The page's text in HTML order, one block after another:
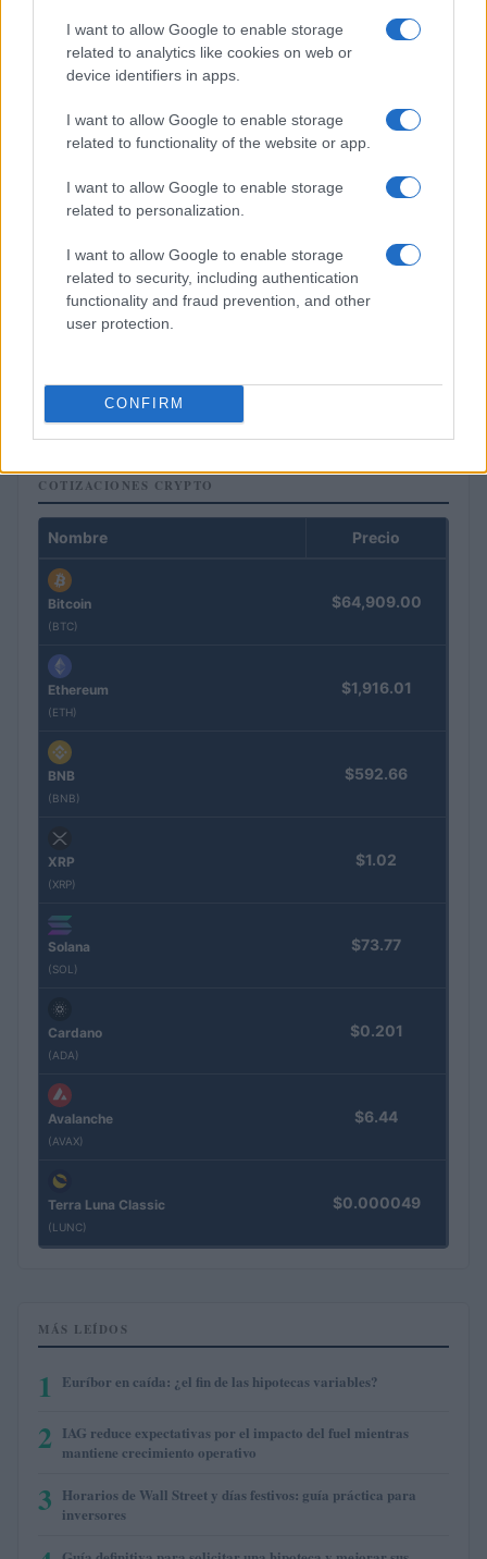
I want to allow Google to enable storage
related to analytics like cookies on web or
device identifiers in apps.
I want to allow Google to enable storage
related to functionality of the website or app.
I want to allow Google to enable storage
related to personalization.
I want to allow Google to enable storage
related to security, including authentication
functionality and fraud prevention, and other
user protection.
CONFIRM
FINANZAS
Marta Ruiz · 7 Ago 2026
COTIZACIONES CRYPTO
Nombre Precio
Bitcoin
(BTC)
$64,909.00
Ethereum
(ETH)
$1,916.01
BNB
(BNB)
$592.66
XRP
(XRP)
$1.02
Solana
(SOL)
$73.77
Cardano
(ADA)
$0.201
Avalanche
(AVAX)
$6.44
Terra Luna Classic
(LUNC)
$0.000049
MÁS LEÍDOS
1 Euríbor en caída: ¿el fin de las hipotecas variables?
2 IAG reduce expectativas por el impacto del fuel mientras
mantiene crecimiento operativo
3 Horarios de Wall Street y días festivos: guía práctica para
inversores